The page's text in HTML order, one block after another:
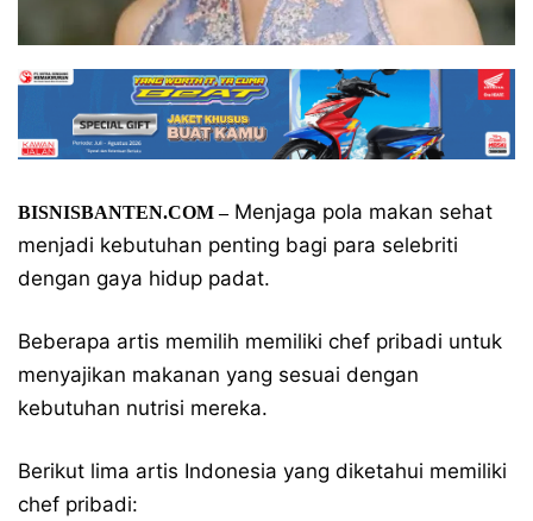
BISNISBANTEN.COM –Menjaga pola makan sehat
menjadi kebutuhan penting bagi para selebriti
dengan gaya hidup padat.
Beberapa artis memilih memiliki chef pribadi untuk
menyajikan makanan yang sesuai dengan
kebutuhan nutrisi mereka.
Berikut lima artis Indonesia yang diketahui memiliki
chef pribadi: